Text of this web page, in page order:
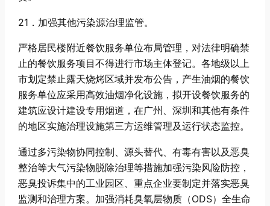
21．加强其他污染源治理监管。
严格居民楼附近餐饮服务单位布局管理，对法律明确禁
止的餐饮服务项目不得进行市场主体登记。各地级以上
市划定禁止露天烧烤区域并发布公告，产生油烟的餐饮
服务单位应采用高效油烟净化设施，拟开设餐饮服务的
建筑应设计建设专用烟道，在广州、深圳和其他有条件
的地区实施治理设施第三方运维管理及运行状态监控。
通过多污染物协同控制、源头替代、有毒有害以及恶臭
整治等大气污染物脱除治理等措施加强污染风险防控，
恶臭投诉集中的工业园区、重点企业要制定并落实恶臭
监测和治理方案。加强消耗臭氧层物质（ODS）全生命